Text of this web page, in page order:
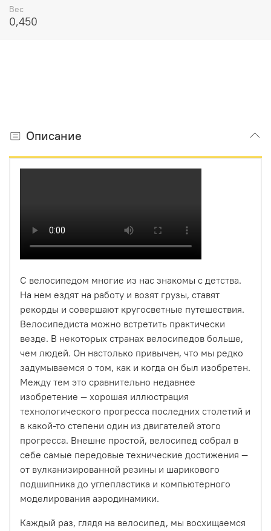
Вес
0,450
Описание
С велосипедом многие из нас знакомы с детства.
На нем ездят на работу и возят грузы, ставят
рекорды и совершают кругосветные путешествия.
Велосипедиста можно встретить практически
везде. В некоторых странах велосипедов больше,
чем людей. Он настолько привычен, что мы редко
задумываемся о том, как и когда он был изобретен.
Между тем это сравнительно недавнее
изобретение — хорошая иллюстрация
технологического прогресса последних столетий и
в какой-то степени один из двигателей этого
прогресса. Внешне простой, велосипед собрал в
себе самые передовые технические достижения —
от вулканизированной резины и шарикового
подшипника до углепластика и компьютерного
моделирования аэродинамики.
Каждый раз, глядя на велосипед, мы восхищаемся